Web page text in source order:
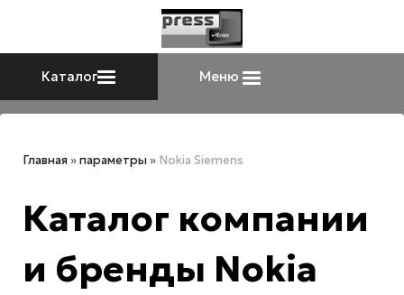
Каталог Меню
Главная »параметры » Nokia Siemens
Каталог компании
и бренды Nokia